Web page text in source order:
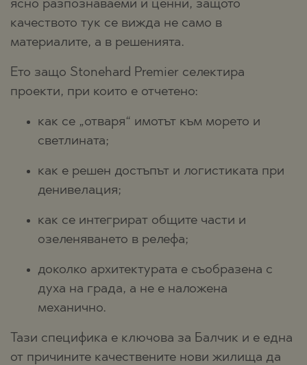
ясно разпознаваеми и ценни, защото
качеството тук се вижда не само в
материалите, а в решенията.
Ето защо Stonehard Premier селектира
проекти, при които е отчетено:
как се „отваря“ имотът към морето и
светлината;
как е решен достъпът и логистиката при
денивелация;
как се интегрират общите части и
озеленяването в релефа;
доколко архитектурата е съобразена с
духа на града, а не е наложена
механично.
Тази специфика е ключова за Балчик и е една
от причините качествените нови жилища да